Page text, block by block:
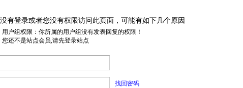
有登录或者您没有权限访问此页面，可能有如下几个原因
用户组权限：你所属的用户组没有发表回复的权限！
您还不是站点会员,请先登录站点
找回密码